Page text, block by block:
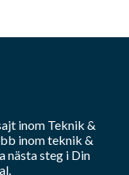
inom Teknik &
inomteknik &
nästa steg i Din